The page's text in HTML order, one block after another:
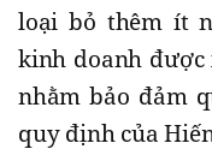
loại bỏ thêm ít
kinh doanh
nhằm bảo đảm
quy định của